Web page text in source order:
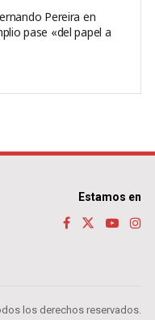
Pereira en
pase «del papel a
Estamos en
los derechos reservados.